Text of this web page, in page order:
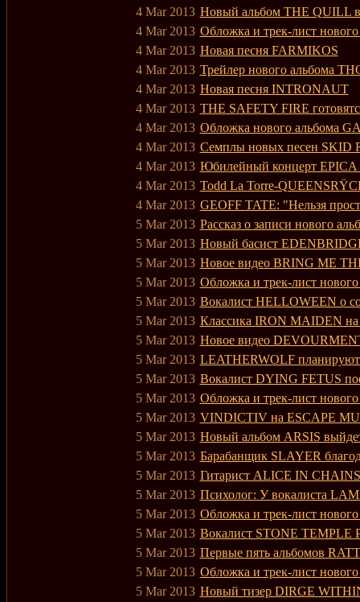
4 Mar 2013 Новый альбом THE QUILL
4 Mar 2013 Обложка и трек-лист
4 Mar 2013 Новая песня FARMIKOS
4 Mar 2013 Трейлер нового альбома
4 Mar 2013 Новая песня INTRONAUT
4 Mar 2013 THE SAFETY FIRE
4 Mar 2013 Обложка нового альбома
4 Mar 2013 Семплы новых песен SKID
4 Mar 2013 Юбилейный концерт EPICA
4 Mar 2013 Todd La Torre-
4 Mar 2013 GEOFF TATE: "Нельзя
5 Mar 2013 Рассказ о записи нового
5 Mar 2013 Новый басист
5 Mar 2013 Новое видео BRING ME
5 Mar 2013 Обложка и трек-лист
5 Mar 2013 Вокалист HELLOWEEN о
5 Mar 2013 Классика IRON MAIDEN на
5 Mar 2013 Новое видео
5 Mar 2013 LEATHERWOLF планируют
5 Mar 2013 Вокалист DYING FETUS
5 Mar 2013 Обложка и трек-лист
5 Mar 2013 VINDICTIV на ESCAPE
5 Mar 2013 Новый альбом ARSIS
5 Mar 2013 Барабанщик SLAYER
5 Mar 2013 Гитарист ALICE IN CHAINS
5 Mar 2013 Психолог: У вокалиста
5 Mar 2013 Обложка и трек-лист
5 Mar 2013 Вокалист STONE TEMPLE
5 Mar 2013 Первые пять альбомов
5 Mar 2013 Обложка и трек-лист
5 Mar 2013 Новый тизер DIRGE